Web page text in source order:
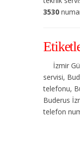
3530
İzmir
servisi,
telefonu,
Buderus
telefon